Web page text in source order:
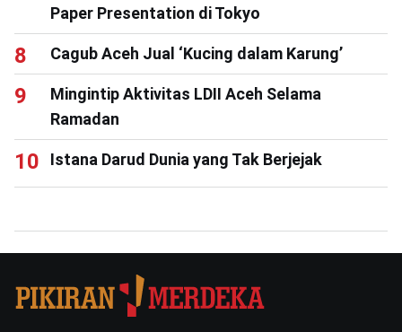
Paper Presentation di Tokyo
Cagub Aceh Jual ‘Kucing dalam Karung’
Mingintip Aktivitas LDII Aceh Selama
Ramadan
Istana Darud Dunia yang Tak Berjejak